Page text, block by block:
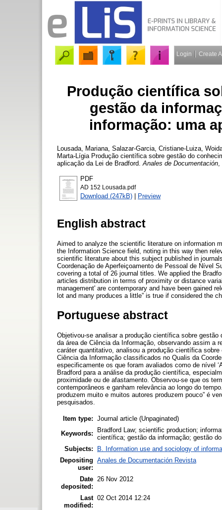
Login Create
Produção científica
gestão da
informação: uma
Lousada, Mariana Salazar-Garcia, Cristiane-Luiza
Marta-Lígia Produção científica sobre gestão do
aplicação da Lei de Bradford. Anales de Documentación
PDF
AD 152 Lousada.pdf
Download (247kB) | Preview
English abstract
Aimed to analyze the scientific literature on information
the Information Science field, noting in this way then
scientific literature about this subject published in
Coordenação de Aperfeiçoamento de Pessoal de Nível
covering a total of 26 journal titles. We applied the
articles distribution in terms of proximity or distance
management' are contemporary and have been gained
lot and many produces a little” is true if considered the
Portuguese abstract
Objetivou-se analisar a produção científica sobre
da área de Ciência da Informação, observando assim a
caráter quantitativo, analisou a produção científica
Ciência da Informação classificados no Qualis da
especificamente os que foram avaliados como de nível
Bradford para a análise da produção científica,
proximidade ou de afastamento. Observou-se que os
contemporâneos e ganham relevância ao longo do
produzem muito e muitos autores produzem pouco” é
pesquisados.
Item type: Journal article (Unpaginated)
Keywords:
Bradford Law; scientific production;
científica; gestão da informação; gestão
Subjects:
B. Information use and sociology of
Depositing
user:
Anales de Documentación Revista
Date
deposited:
26 Nov 2012
Last
modified:
02 Oct 2014 12:24